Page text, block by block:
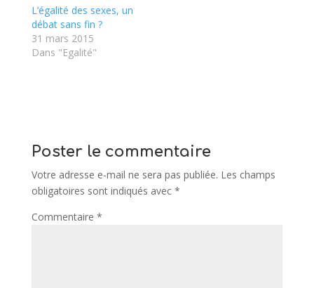
L’égalité des sexes, un
débat sans fin ?
31 mars 2015
Dans "Egalité"
Poster le commentaire
Votre adresse e-mail ne sera pas publiée. Les champs
obligatoires sont indiqués avec *
Commentaire *